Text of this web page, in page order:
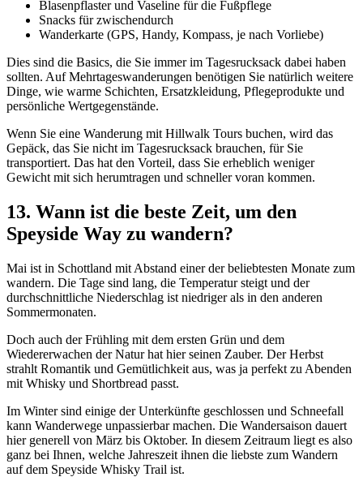
Blasenpflaster und Vaseline für die Fußpflege
Snacks für zwischendurch
Wanderkarte (GPS, Handy, Kompass, je nach Vorliebe)
Dies sind die Basics, die Sie immer im Tagesrucksack dabei haben
sollten. Auf Mehrtageswanderungen benötigen Sie natürlich weitere
Dinge, wie warme Schichten, Ersatzkleidung, Pflegeprodukte und
persönliche Wertgegenstände.
Wenn Sie eine Wanderung mit Hillwalk Tours buchen, wird das
Gepäck, das Sie nicht im Tagesrucksack brauchen, für Sie
transportiert. Das hat den Vorteil, dass Sie erheblich weniger
Gewicht mit sich herumtragen und schneller voran kommen.
13. Wann ist die beste Zeit, um den
Speyside Way zu wandern?
Mai ist in Schottland mit Abstand einer der beliebtesten Monate zum
wandern. Die Tage sind lang, die Temperatur steigt und der
durchschnittliche Niederschlag ist niedriger als in den anderen
Sommermonaten.
Doch auch der Frühling mit dem ersten Grün und dem
Wiedererwachen der Natur hat hier seinen Zauber. Der Herbst
strahlt Romantik und Gemütlichkeit aus, was ja perfekt zu Abenden
mit Whisky und Shortbread passt.
Im Winter sind einige der Unterkünfte geschlossen und Schneefall
kann Wanderwege unpassierbar machen. Die Wandersaison dauert
hier generell von März bis Oktober. In diesem Zeitraum liegt es also
ganz bei Ihnen, welche Jahreszeit ihnen die liebste zum Wandern
auf dem Speyside Whisky Trail ist.